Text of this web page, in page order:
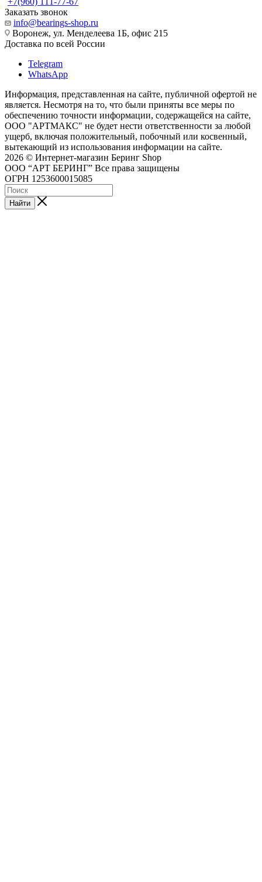
Заказать звонок
info@bearings-shop.ru
Воронеж, ул. Менделеева 1Б, офис 215
Доставка по всей России
Telegram
WhatsApp
Информация, представленная на сайте, публичной офертой не
является. Несмотря на то, что были приняты все меры по
обеспечению точности информации, содержащейся на сайте,
ООО "АРТМАКС" не будет нести ответственности за любой
ущерб, включая положительный, побочный или косвенный,
вытекающий из использования информации на сайте.
2026 © Интернет-магазин Беринг Shop
ООО “АРТ БЕРИНГ” Все права защищены
ОГРН 1253600015085
Найти